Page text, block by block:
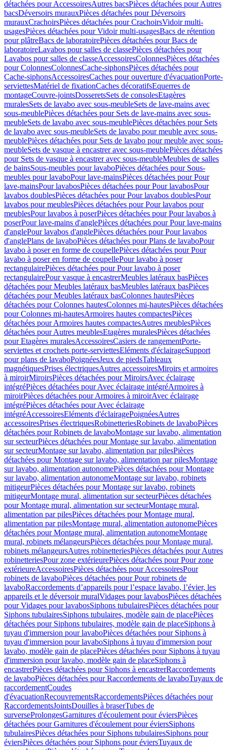
détachées pour AccessoiresAutres bacsPièces détachées pour Autres
bacsDéversoirs murauxPièces détachées pour Déversoirs
murauxCrachoirsPièces détachées pour CrachoirsVidoir multi-
usagesPièces détachées pour Vidoir multi-usagesBacs de rétention
pour plâtreBacs de laboratoirePièces détachées pour Bacs de
laboratoireLavabos pour salles de classePièces détachées pour
Lavabos pour salles de classeAccessoiresColonnesPièces détachées
pour ColonnesColonnesCache-siphonsPièces détachées pour
Cache-siphonsAccessoiresCaches pour ouverture d'évacuationPorte-
serviettesMatériel de fixationCaches décoratifsEquerres de
montageCouvre-jointsDosseretsSets de consolesEtagères
muralesSets de lavabo avec sous-meubleSets de lave-mains avec
sous-meublePièces détachées pour Sets de lave-mains avec sous-
meubleSets de lavabo avec sous-meublePièces détachées pour Sets
de lavabo avec sous-meubleSets de lavabo pour meuble avec sous-
meublePièces détachées pour Sets de lavabo pour meuble avec sous-
meubleSets de vasque à encastrer avec sous-meublePièces détachées
pour Sets de vasque à encastrer avec sous-meubleMeubles de salles
de bainsSous-meubles pour lavaboPièces détachées pour Sous-
meubles pour lavaboPour lave-mainsPièces détachées pour Pour
lave-mainsPour lavabosPièces détachées pour Pour lavabosPour
lavabos doublesPièces détachées pour Pour lavabos doublesPour
lavabos pour meublesPièces détachées pour Pour lavabos pour
meublesPour lavabos à poserPièces détachées pour Pour lavabos à
poserPour lave-mains d'anglePièces détachées pour Pour lave-mains
d'anglePour lavabos d'anglePièces détachées pour Pour lavabos
d'anglePlans de lavaboPièces détachées pour Plans de lavaboPour
lavabo à poser en forme de coupellePièces détachées pour Pour
lavabo à poser en forme de coupellePour lavabo à poser
rectangulairePièces détachées pour Pour lavabo à poser
rectangulairePour vasque à encastrerMeubles latéraux basPièces
détachées pour Meubles latéraux basMeubles latéraux basPièces
détachées pour Meubles latéraux basColonnes hautesPièces
détachées pour Colonnes hautesColonnes mi-hautesPièces détachées
pour Colonnes mi-hautesArmoires hautes compactesPièces
détachées pour Armoires hautes compactesAutres meublesPièces
détachées pour Autres meublesEtagères muralesPièces détachées
pour Etagères muralesAccessoiresCasiers de rangementPorte-
serviettes et crochets porte-serviettesEléments d'éclairageSupport
pour plans de lavaboPoignéesJeux de piedsTableaux
magnétiquesPrises électriquesAutres accessoiresMiroirs et armoires
à miroirMiroirsPièces détachées pour MiroirsAvec éclairage
intégréPièces détachées pour Avec éclairage intégréArmoires à
miroirPièces détachées pour Armoires à miroirAvec éclairage
intégréPièces détachées pour Avec éclairage
intégréAccessoiresEléments d'éclairagePoignéesAutres
accessoiresPrises électriquesRobinetteriesRobinets de lavaboPièces
détachées pour Robinets de lavaboMontage sur lavabo, alimentation
sur secteurPièces détachées pour Montage sur lavabo, alimentation
sur secteurMontage sur lavabo, alimentation par pilesPièces
détachées pour Montage sur lavabo, alimentation par pilesMontage
sur lavabo, alimentation autonomePièces détachées pour Montage
sur lavabo, alimentation autonomeMontage sur lavabo, robinets
mitigeurPièces détachées pour Montage sur lavabo, robinets
mitigeurMontage mural, alimentation sur secteurPièces détachées
pour Montage mural, alimentation sur secteurMontage mural,
alimentation par pilesPièces détachées pour Montage mural,
alimentation par pilesMontage mural, alimentation autonomePièces
détachées pour Montage mural, alimentation autonomeMontage
mural, robinets mélangeursPièces détachées pour Montage mural,
robinets mélangeursAutres robinetteriesPièces détachées pour Autres
robinetteriesPour zone extérieurePièces détachées pour Pour zone
extérieureAccessoiresPièces détachées pour AccessoiresPour
robinets de lavaboPièces détachées pour Pour robinets de
lavaboRaccordements d’appareils pour l’espace lavabo, l’évier, les
appareils et le déversoir muralVidages pour lavabosPièces détachées
pour Vidages pour lavabosSiphons tubulairesPièces détachées pour
Siphons tubulairesSiphons tubulaires, modèle gain de placePièces
détachées pour Siphons tubulaires, modèle gain de placeSiphons à
tuyau d'immersion pour lavaboPièces détachées pour Siphons à
tuyau d'immersion pour lavaboSiphons à tuyau d'immersion pour
lavabo, modèle gain de placePièces détachées pour Siphons à tuyau
d'immersion pour lavabo, modèle gain de placeSiphons à
encastrerPièces détachées pour Siphons à encastrerRaccordements
de lavaboPièces détachées pour Raccordements de lavaboTuyaux de
raccordementCoudes
d'évacuationRecouvrementsRaccordementsPièces détachées pour
RaccordementsJointsDouilles à braserTubes de
surverseProlongesGarnitures d'écoulement pour éviersPièces
détachées pour Garnitures d'écoulement pour éviersSiphons
tubulairesPièces détachées pour Siphons tubulairesSiphons pour
éviersPièces détachées pour Siphons pour éviersTuyaux de